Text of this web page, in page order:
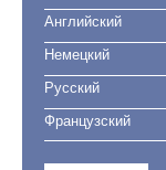
Английский
Немецкий
Русский
Французский